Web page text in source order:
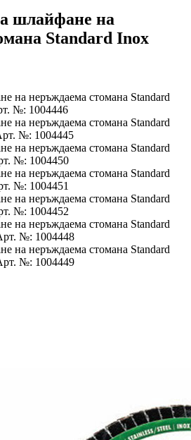
шлайфане на
Standard Inox
на неръждаема стомана Standard
№: 1004446
на неръждаема стомана Standard
№: 1004445
на неръждаема стомана Standard
№: 1004450
на неръждаема стомана Standard
№: 1004451
на неръждаема стомана Standard
№: 1004452
на неръждаема стомана Standard
№: 1004448
на неръждаема стомана Standard
№: 1004449